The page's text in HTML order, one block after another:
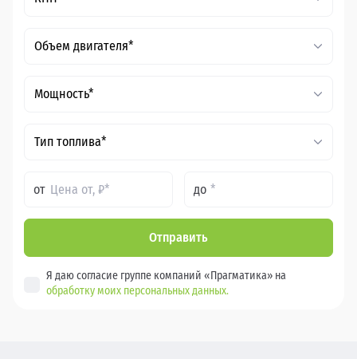
Объем двигателя*
Мощность*
Тип топлива*
от до
Отправить
Я даю согласие группе компаний «Прагматика» на
обработку моих персональных данных.